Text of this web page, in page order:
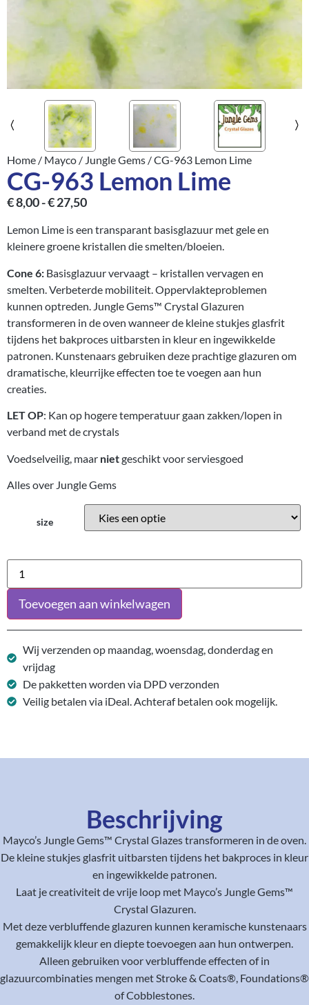
Home / Mayco / Jungle Gems / CG-963 Lemon Lime
CG-963 Lemon Lime
€8,00-€27,50
Lemon Lime is een transparant basisglazuur met gele en
kleinere groene kristallen die smelten/bloeien.
Cone 6: Basisglazuur vervaagt – kristallen vervagen en
smelten. Verbeterde mobiliteit. Oppervlakteproblemen
kunnen optreden. Jungle Gems™ Crystal Glazuren
transformeren in de oven wanneer de kleine stukjes glasfrit
tijdens het bakproces uitbarsten in kleur en ingewikkelde
patronen. Kunstenaars gebruiken deze prachtige glazuren om
dramatische, kleurrijke effecten toe te voegen aan hun
creaties.
LET OP: Kan op hogere temperatuur gaan zakken/lopen in
verband met de crystals
Voedselveilig, maar nietgeschikt voor serviesgoed
Alles over Jungle Gems
size
Toevoegen aan winkelwagen
Wij verzenden op maandag, woensdag, donderdag en
vrijdag
De pakketten worden via DPD verzonden
Veilig betalen via iDeal. Achteraf betalen ook mogelijk.
Beschrijving
Mayco’s Jungle Gems™ Crystal Glazes transformeren in de oven.
De kleine stukjes glasfrit uitbarsten tijdens het bakproces in kleur
en ingewikkelde patronen.
Laat je creativiteit de vrije loop met Mayco’s Jungle Gems™
Crystal Glazuren.
Met deze verbluffende glazuren kunnen keramische kunstenaars
gemakkelijk kleur en diepte toevoegen aan hun ontwerpen.
Alleen gebruiken voor verbluffende effecten of in
glazuurcombinaties mengen met Stroke & Coats®, Foundations®
of Cobblestones.